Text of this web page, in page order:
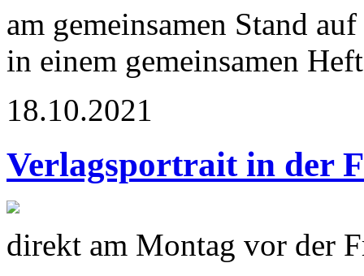
am gemeinsamen Stand
in einem gemeinsamen
18.10.2021
Verlagsportrait in der
direkt am Montag vor der